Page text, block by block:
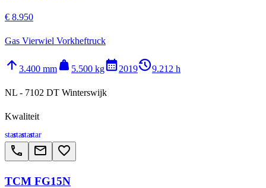
€ 8.950
Gas Vierwiel Vorkheftruck
arrow_upward 3.400 mm weight 5.500 kgcalendar_month2019history_29.212 h
NL - 7102 DT Winterswijk
Kwaliteit
starstarstarstar
call email favorite_border
TCM FG15N